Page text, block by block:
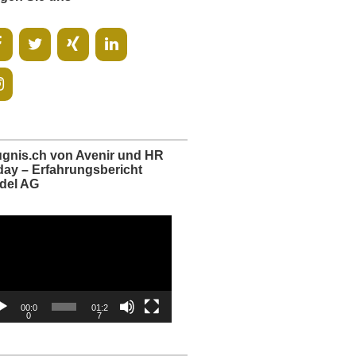
von Avenir und HR
– Erfahrungsbericht
AG
00:0
0
01:2
7